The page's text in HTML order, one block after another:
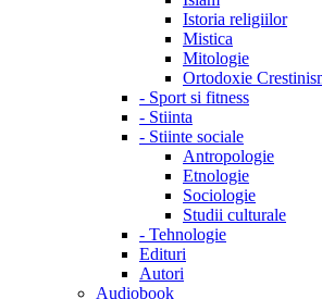
Istoria religiilor
Mistica
Mitologie
Ortodoxie
- Sport si fitness
- Stiinta
- Stiinte sociale
Antropologie
Etnologie
Sociologie
Studii culturale
- Tehnologie
Edituri
Autori
Audiobook